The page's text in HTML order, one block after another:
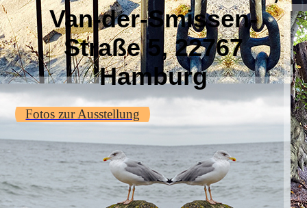
Van-der-Smissen-
Straße 5, 22767
Hamburg
Fotos zur Ausstellung